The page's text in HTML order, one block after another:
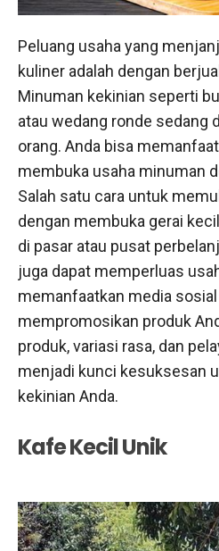
Peluang usaha yang
kuliner adalah dengan
Minuman kekinian seperti
atau wedang ronde sedang
orang. Anda bisa
membuka usaha minuman
Salah satu cara untuk
dengan membuka gerai
di pasar atau pusat
juga dapat memperluas
memanfaatkan media
mempromosikan produk
produk, variasi rasa, dan
menjadi kunci kesuksesan
kekinian Anda.
Kafe Kecil Unik